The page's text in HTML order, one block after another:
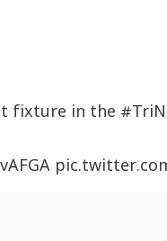
fixture in the